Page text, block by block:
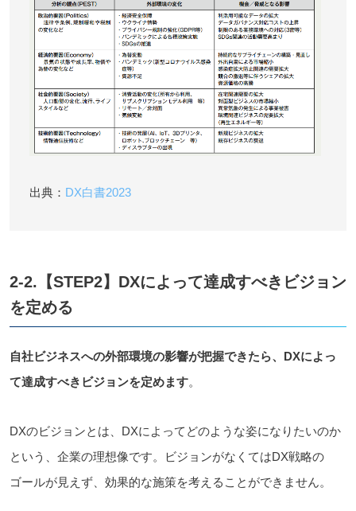
出典： DX白書2023
2-2.【STEP2】DXによって達成すべきビジョン
を定める
自社ビジネスへの外部環境の影響が把握できたら、DXによっ
て達成すべきビジョンを定めます。
DXのビジョンとは、DXによってどのような姿になりたいのか
という、企業の理想像です。ビジョンがなくてはDX戦略の
ゴールが見えず、効果的な施策を考えることができません。